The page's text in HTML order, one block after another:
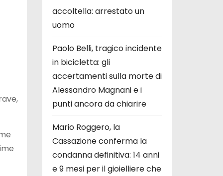
accoltella: arrestato un
uomo
Paolo Belli, tragico incidente
in bicicletta: gli
accertamenti sulla morte di
Alessandro Magnani e i
punti ancora da chiarire
Mario Roggero, la
Cassazione conferma la
condanna definitiva: 14 anni
e 9 mesi per il gioielliere che